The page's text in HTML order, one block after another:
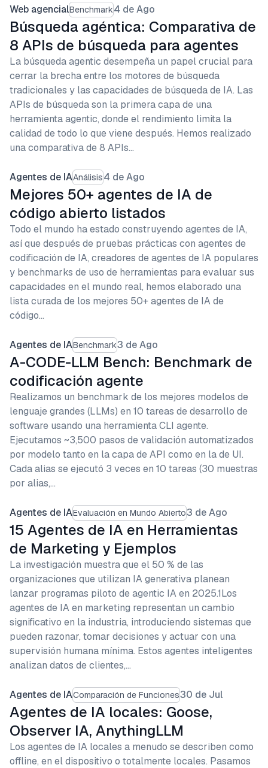
Web agencialBenchmark4 de Ago
Búsqueda agéntica: Comparativa de
8 APIs de búsqueda para agentes
La búsqueda agentic desempeña un papel crucial para
cerrar la brecha entre los motores de búsqueda
tradicionales y las capacidades de búsqueda de IA. Las
APIs de búsqueda son la primera capa de una
herramienta agentic, donde el rendimiento limita la
calidad de todo lo que viene después. Hemos realizado
una comparativa de 8 APIs…
Agentes de IAAnálisis4 de Ago
Mejores 50+ agentes de IA de
código abierto listados
Todo el mundo ha estado construyendo agentes de IA,
así que después de pruebas prácticas con agentes de
codificación de IA, creadores de agentes de IA populares
y benchmarks de uso de herramientas para evaluar sus
capacidades en el mundo real, hemos elaborado una
lista curada de los mejores 50+ agentes de IA de
código…
Agentes de IABenchmark3 de Ago
A-CODE-LLM Bench: Benchmark de
codificación agente
Realizamos un benchmark de los mejores modelos de
lenguaje grandes (LLMs) en 10 tareas de desarrollo de
software usando una herramienta CLI agente.
Ejecutamos ~3,500 pasos de validación automatizados
por modelo tanto en la capa de API como en la de UI.
Cada alias se ejecutó 3 veces en 10 tareas (30 muestras
por alias,…
Agentes de IAEvaluación en Mundo Abierto3 de Ago
15 Agentes de IA en Herramientas
de Marketing y Ejemplos
La investigación muestra que el 50 % de las
organizaciones que utilizan IA generativa planean
lanzar programas piloto de agentic IA en 2025.1Los
agentes de IA en marketing representan un cambio
significativo en la industria, introduciendo sistemas que
pueden razonar, tomar decisiones y actuar con una
supervisión humana mínima. Estos agentes inteligentes
analizan datos de clientes,…
Agentes de IAComparación de Funciones30 de Jul
Agentes de IA locales: Goose,
Observer IA, AnythingLLM
Los agentes de IA locales a menudo se describen como
offline, en el dispositivo o totalmente locales. Pasamos